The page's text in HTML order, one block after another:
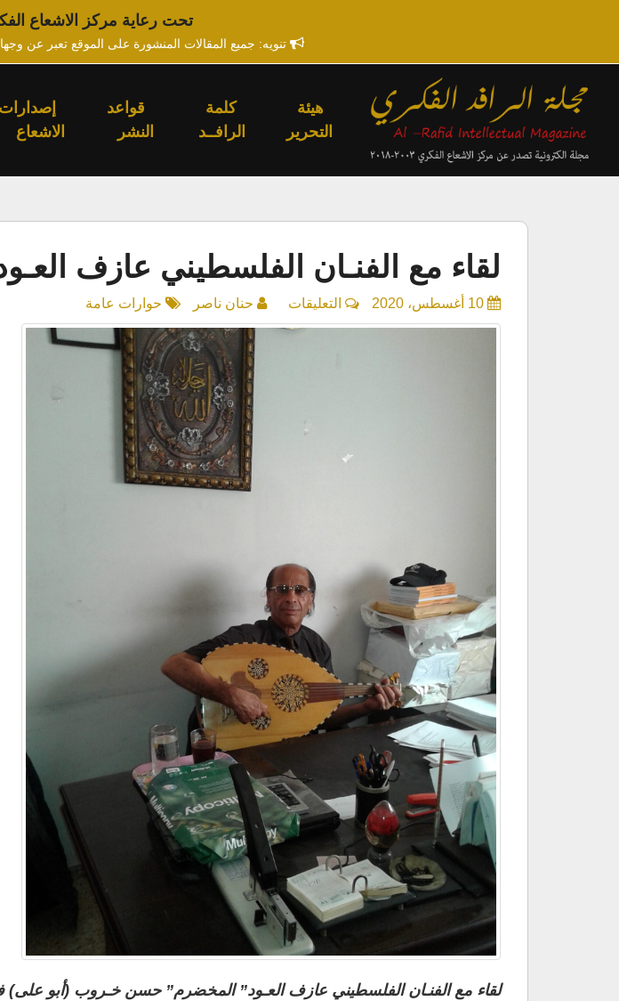
تحت رعاية مركز الاشعاع
تنويه: جميع المقالات المنشورة على الموقع تعبر عن
هيئة
التحرير
كلمة
الرافــد
قواعد
النشر
الاشعاع
لقاء مع الفنـان الفلسطيني عازف
التعليقات
على
لقاء
الفنـان
الفلسطيني
عازف
العـود”
المخضرم”
خـروب
حنان ناصر حوارات عامة
لقاء مع الفنـان الفلسطيني عازف العـود” المخضرم” حسن خـروب (أبو على)